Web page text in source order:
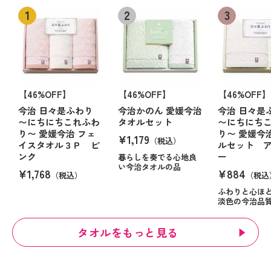
【46%OFF】
今治 日々是ふわり
〜にちにちこれふわ
り〜 愛媛今治 フェ
イスタオル３Ｐ ピ
ンク
¥1,768 （税込）
【46%OFF】
今治かのん 愛媛今治
タオルセット
¥1,179 （税込）
暮らしを奏でる心地良
い今治タオルの品
【46%OFF】
今治 日々是
〜にちにち
り〜 愛媛今
ルセット
ー
¥884 （税
ふわりと心ほ
淡色の今治品
タオルをもっと見る